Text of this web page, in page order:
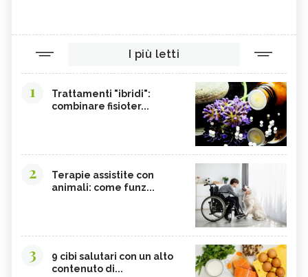
I più letti
1
Trattamenti "ibridi":
combinare fisioter...
2
Terapie assistite con
animali: come funz...
3
9 cibi salutari con un alto
contenuto di...